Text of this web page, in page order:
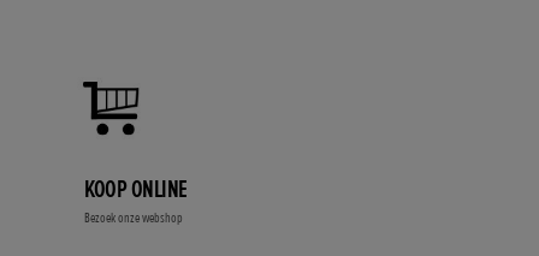
KOOP ONLINE
Bezoek onze webshop